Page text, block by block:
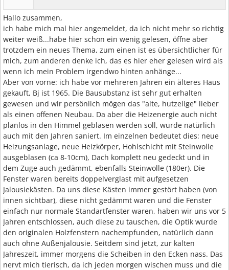
Hallo zusammen,
ich habe mich mal hier angemeldet, da ich nicht mehr so richtig
weiter weiß...habe hier schon ein wenig gelesen, öffne aber
trotzdem ein neues Thema, zum einen ist es übersichtlicher für
mich, zum anderen denke ich, das es hier eher gelesen wird als
wenn ich mein Problem irgendwo hinten anhänge...
Aber von vorne: ich habe vor mehreren Jahren ein älteres Haus
gekauft, Bj ist 1965. Die Bausubstanz ist sehr gut erhalten
gewesen und wir persönlich mögen das "alte, hutzelige" lieber
als einen offenen Neubau. Da aber die Heizenergie auch nicht
planlos in den Himmel geblasen werden soll, wurde natürlich
auch mit den Jahren saniert. Im einzelnen bedeutet dies: neue
Heizungsanlage, neue Heizkörper, Hohlschicht mit Steinwolle
ausgeblasen (ca 8-10cm), Dach komplett neu gedeckt und in
dem Zuge auch gedämmt, ebenfalls Steinwolle (180er). Die
Fenster waren bereits doppelverglast mit aufgesetzen
Jalousiekästen. Da uns diese Kästen immer gestört haben (von
innen sichtbar), diese nicht gedämmt waren und die Fenster
einfach nur normale Standartfenster waren, haben wir uns vor 5
Jahren entschlossen, auch diese zu tauschen, die Optik wurde
den originalen Holzfenstern nachempfunden, natürlich dann
auch ohne Außenjalousie. Seitdem sind jetzt, zur kalten
Jahreszeit, immer morgens die Scheiben in den Ecken nass. Das
nervt mich tierisch, da ich jeden morgen wischen muss und die